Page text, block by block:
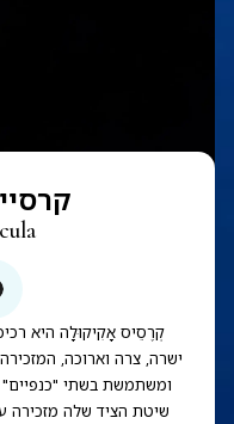
קְרֶסֵיס אָקִיקוּלָה היא
ישרה, צרה וארוכה,
ומשתמשת בשתי "כנפיים"
שיטת הציד שלה מזכירה